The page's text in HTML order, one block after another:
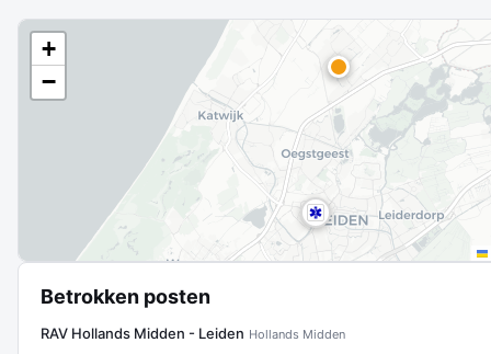
+
−
Betrokken posten
RAV Hollands Midden - Leiden Hollands Midden